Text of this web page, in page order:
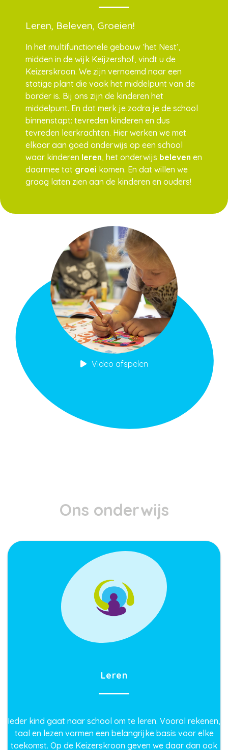
Leren, Beleven, Groeien!
In het multifunctionele gebouw ‘het Nest’,
midden in de wijk Keijzershof, vindt u de
Keizerskroon. We zijn vernoemd naar een
statige plant die vaak het middelpunt van de
border is. Bij ons zijn de kinderen het
middelpunt. En dat merk je zodra je de school
binnenstapt: tevreden kinderen en dus
tevreden leerkrachten. Hier werken we met
elkaar aan goed onderwijs op een school
waar kinderen leren, het onderwijs beleven en
daarmee tot groei komen. En dat willen we
graag laten zien aan de kinderen en ouders!
Video afspelen
Ons onderwijs
Leren
Ieder kind gaat naar school om te leren. Vooral rekenen,
taal en lezen vormen een belangrijke basis voor elke
toekomst. Op de Keizerskroon geven we daar dan ook